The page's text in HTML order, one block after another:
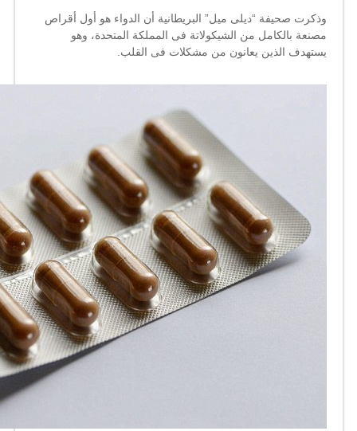
وذكرت صحيفة “ديلى ميل” البريطانية أن الدواء هو أول أقراص
مصنعة بالكامل من الشيكولاتة فى المملكة المتحدة، وهو
يستهدف الذين يعانون من مشكلات فى القلب.